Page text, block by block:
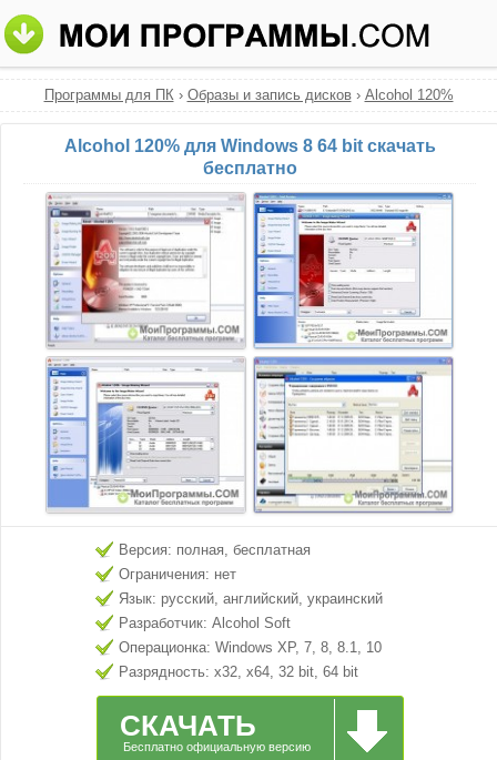
Программы для ПК› Образы и запись дисков› Alcohol 120%
Alcohol 120% для Windows 8 64 bit скачать
бесплатно
Версия: полная, бесплатная
Ограничения: нет
Язык: русский, английский, украинский
Разработчик: Alcohol Soft
Операционка: Windows XP, 7, 8, 8.1, 10
Разрядность: x32, x64, 32 bit, 64 bit
СКАЧАТЬ
Бесплатно официальную версию